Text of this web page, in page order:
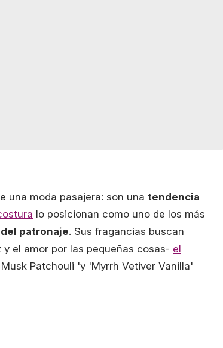
una moda pasajera: son una tendencia
lo posicionan como uno de los más
patronaje. Sus fragancias buscan
el amor por las pequeñas cosas- el
Patchouli 'y 'Myrrh Vetiver Vanilla'